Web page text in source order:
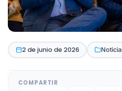
2 de junio de 2026
COMPARTIR